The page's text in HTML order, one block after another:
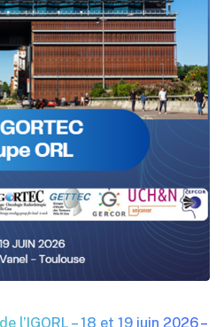
l’IGORL – 18 et 19 juin 2026 –